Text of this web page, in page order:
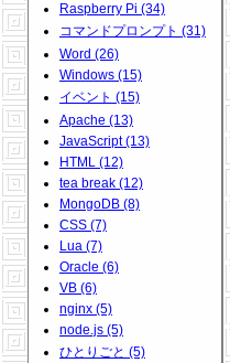
Raspberry Pi (34)
コマンドプロンプト (31)
Word (26)
Windows (15)
イベント (15)
Apache (13)
JavaScript (13)
HTML (12)
tea break (12)
MongoDB (8)
CSS (7)
Lua (7)
Oracle (6)
VB (6)
nginx (5)
node.js (5)
ひとりごと (5)